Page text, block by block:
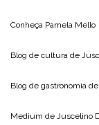
Conheça Pamela Mello
Blog de cultura de
Blog de gastronomia de
Medium de Juscelino